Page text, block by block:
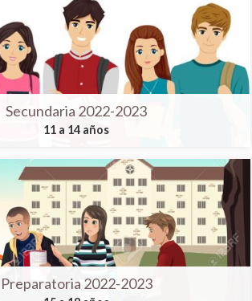
Secundaria 2022-2023
11 a 14 años
Preparatoria 2022-2023